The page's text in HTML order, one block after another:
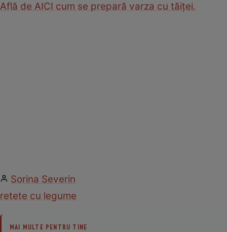
Află de AICI cum se prepară varza cu tăiţei.
Sorina Severin
retete cu legume
MAI MULTE PENTRU TINE